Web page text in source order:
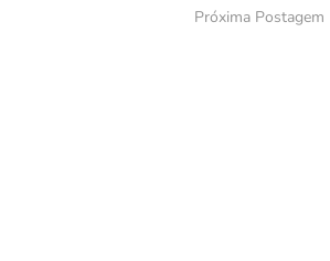
Próxima Postagem